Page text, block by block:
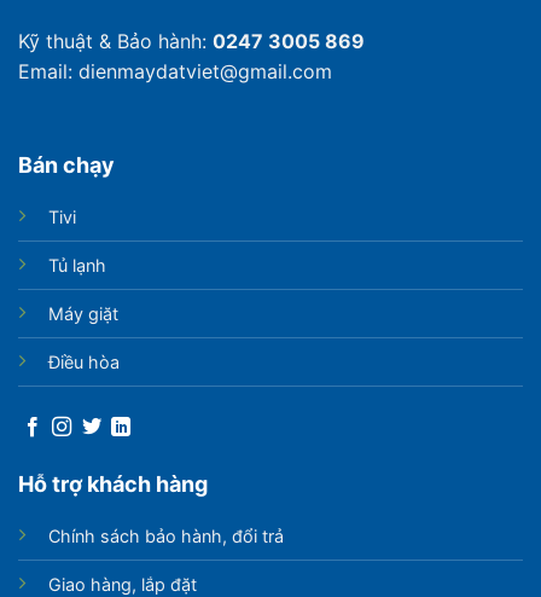
Kỹ thuật & Bảo hành: 0247 3005 869
Email: dienmaydatviet@gmail.com
Bán chạy
Tivi
Tủ lạnh
Máy giặt
Điều hòa
Hỗ trợ khách hàng
Chính sách bảo hành, đổi trả
Giao hàng, lắp đặt